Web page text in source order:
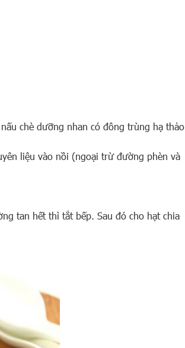
chè dưỡng nhan có đông trùng hạ thảo
liệu vào nồi (ngoại trừ đường phèn và
tan hết thì tắt bếp. Sau đó cho hạt chia